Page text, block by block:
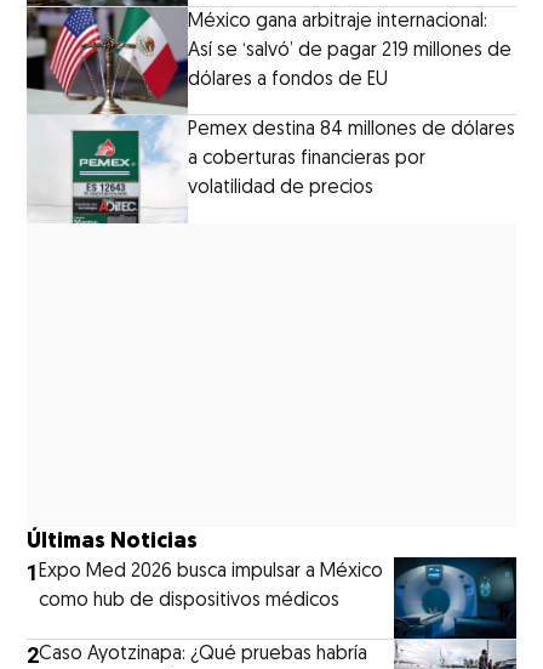
México gana arbitraje internacional:
Así se ‘salvó’ de pagar 219 millones de
dólares a fondos de EU
Pemex destina 84 millones de dólares
a coberturas financieras por
volatilidad de precios
Últimas Noticias
1Expo Med 2026 busca impulsar a México
como hub de dispositivos médicos
2Caso Ayotzinapa: ¿Qué pruebas habría